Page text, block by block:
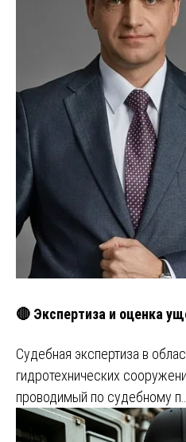
🔴 Экспертиза и оценка
Судебная экспертиза в
гидротехнических
проводимый по судебному